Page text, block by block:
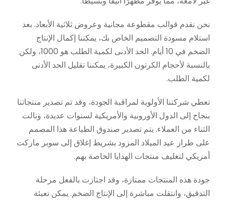
نحن نقدم قوالب مقطوعة مجانية وعروض ثلاثية الأبعاد. بعد
استلام مسودة التصميم الخاص بك، يمكننا إكمال الإنتاج
الضخم في 10 أيام. الحد الأدنى لكمية الطلب هو 1000، ولكن
بالنسبة لأحجام الكرتون الكبيرة، يمكننا تقليل الحد الأدنى
لكمية الطلب.
تعطي شركتنا الأولوية لمراقبة الجودة، وقد تم تصدير منتجاتنا
بنجاح إلى الدول الأوروبية والأمريكية لسنوات عديدة، ونالت
الثناء من العملاء. يتم تصدير صندوق الطباعة هذا المصمم
على طراز عيد الميلاد المزود بشريط إغلاق إلى سوبر ماركت
أمريكي لتغليف منتجات الهدايا الخاصة بهم.
جودة هذه المنتجات ممتازة، وقد اجتازت بالفعل مرحلة
التدقيق، وانتقلت مباشرة إلى الإنتاج الضخم. يمكن تعبئة